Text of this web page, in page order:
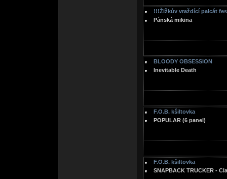
!!!Žižkův vraždící palcát
Pánská mikina
BLOODY OBSESSION
Inevitable Death
F.O.B. kšiltovka
POPULAR (6 panel)
F.O.B. kšiltovka
SNAPBACK TRUCKER -